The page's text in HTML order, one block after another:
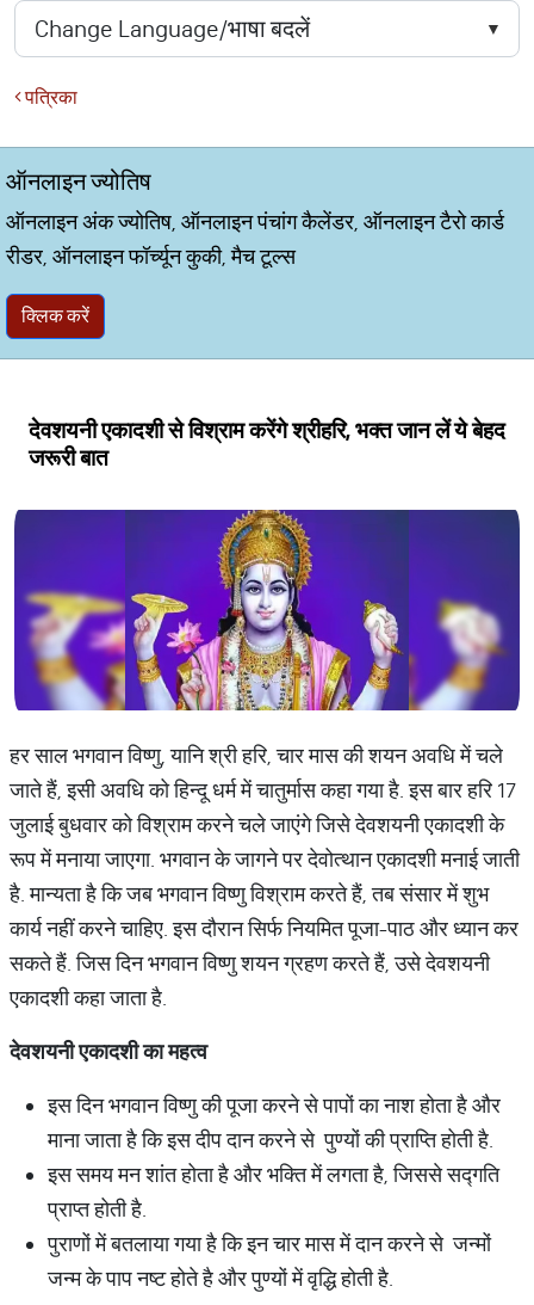
पत्रिका
ऑनलाइन ज्योतिष
ऑनलाइन अंक ज्योतिष, ऑनलाइन पंचांग कैलेंडर, ऑनलाइन टैरो कार्ड
रीडर, ऑनलाइन फॉर्च्यून कुकी, मैच टूल्स
क्लिक करें
देवशयनी एकादशी से विश्राम करेंगे श्रीहरि, भक्‍त जान लें ये बेहद
जरूरी बात
हर साल भगवान विष्णु, यानि श्री हरि, चार मास की शयन अवधि में चले
जाते हैं, इसी अवधि को हिन्दू धर्म में चातुर्मास कहा गया है. इस बार हरि 17
जुलाई बुधवार को विश्राम करने चले जाएंगे जिसे देवशयनी एकादशी के
रूप में मनाया जाएगा. भगवान के जागने पर देवोत्थान एकादशी मनाई जाती
है. मान्यता है कि जब भगवान विष्णु विश्राम करते हैं, तब संसार में शुभ
कार्य नहीं करने चाहिए. इस दौरान सिर्फ नियमित पूजा-पाठ और ध्यान कर
सकते हैं. जिस दिन भगवान विष्णु शयन ग्रहण करते हैं, उसे देवशयनी
एकादशी कहा जाता है.
देवशयनीएकादशीकामहत्व
इस दिन भगवान विष्णु की पूजा करने से पापों का नाश होता है और
माना जाता है कि इस दीप दान करने से पुण्यों की प्राप्ति होती है.
इस समय मन शांत होता है और भक्ति में लगता है, जिससे सद्गति
प्राप्त होती है.
पुराणों में बतलाया गया है कि इन चार मास में दान करने से जन्मों
जन्म के पाप नष्ट होते है और पुण्यों में वृद्धि होती है.